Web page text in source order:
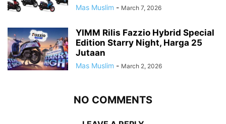
Mas Muslim - March 7, 2026
YIMM Rilis Fazzio Hybrid Special
Edition Starry Night, Harga 25
Jutaan
Mas Muslim - March 2, 2026
NO COMMENTS